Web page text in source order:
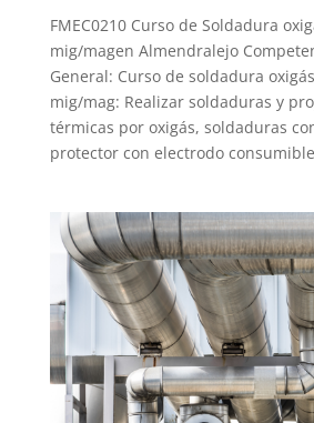
FMEC0210 Curso de Soldadura
mig/magen Almendralejo
General: Curso de soldadura
mig/mag: Realizar soldaduras y
térmicas por oxigás, soldaduras
protector con electrodo